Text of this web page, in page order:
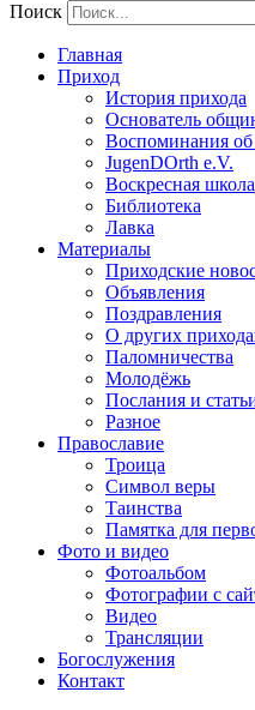
Поиск
Главная
Приход
История прихода
Основатель
Воспоминания
JugenDOrth e.V.
Воскресная школа
Библиотека
Лавка
Материалы
Приходские
Объявления
Поздравления
О других
Паломничества
Молодёжь
Послания и
Разное
Православие
Троица
Символ веры
Таинства
Памятка для
Фото и видео
Фотоальбом
Фотографии с
Видео
Трансляции
Богослужения
Контакт